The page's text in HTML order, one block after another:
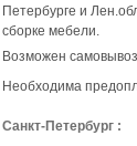
Петербурге и
сборке мебели.
Возможен
Необходима
Санкт-Петербург :